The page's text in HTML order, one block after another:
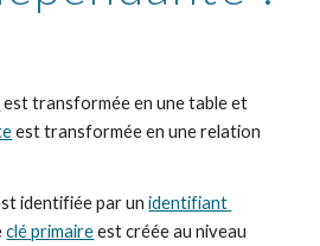
est transformée en une table et
est transformée en une relation
identifiée par un identifiant
clé primaire est créée au niveau